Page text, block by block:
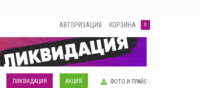
АВТОРИЗАЦИЯ КОРЗИНА 0
ЛИКВИДАЦИЯ АКЦИЯ ФОТО И ПРАЙС